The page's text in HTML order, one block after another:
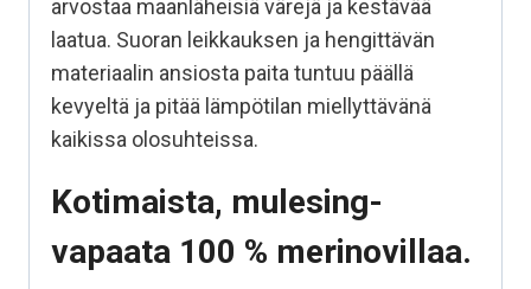
arvostaa maanläheisiä värejä ja kestävää
laatua. Suoran leikkauksen ja hengittävän
materiaalin ansiosta paita tuntuu päällä
kevyeltä ja pitää lämpötilan miellyttävänä
kaikissa olosuhteissa.
Kotimaista, mulesing-
vapaata 100 % merinovillaa.